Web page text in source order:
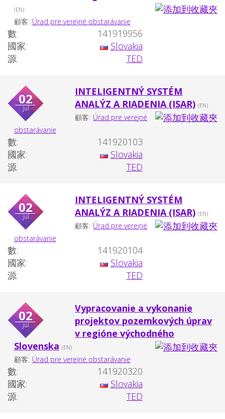
(EN)
顧客: Úrad pre verejné obstarávanie
數:
141919956
國家:
Slovakia
源:
TED
02
jul
INTELIGENTNÝ SYSTÉM
ANALÝZ A RIADENIA (ISAR) (EN)
顧客: Úrad pre verejné
obstarávanie
數:
141920103
國家:
Slovakia
源:
TED
02
jul
INTELIGENTNÝ SYSTÉM
ANALÝZ A RIADENIA (ISAR) (EN)
顧客: Úrad pre verejné
obstarávanie
數:
141920104
國家:
Slovakia
源:
TED
02
jul
Vypracovanie a vykonanie
projektov pozemkových úprav
v regióne východného
Slovenska (EN)
顧客: Úrad pre verejné obstarávanie
數:
141920320
國家:
Slovakia
源:
TED